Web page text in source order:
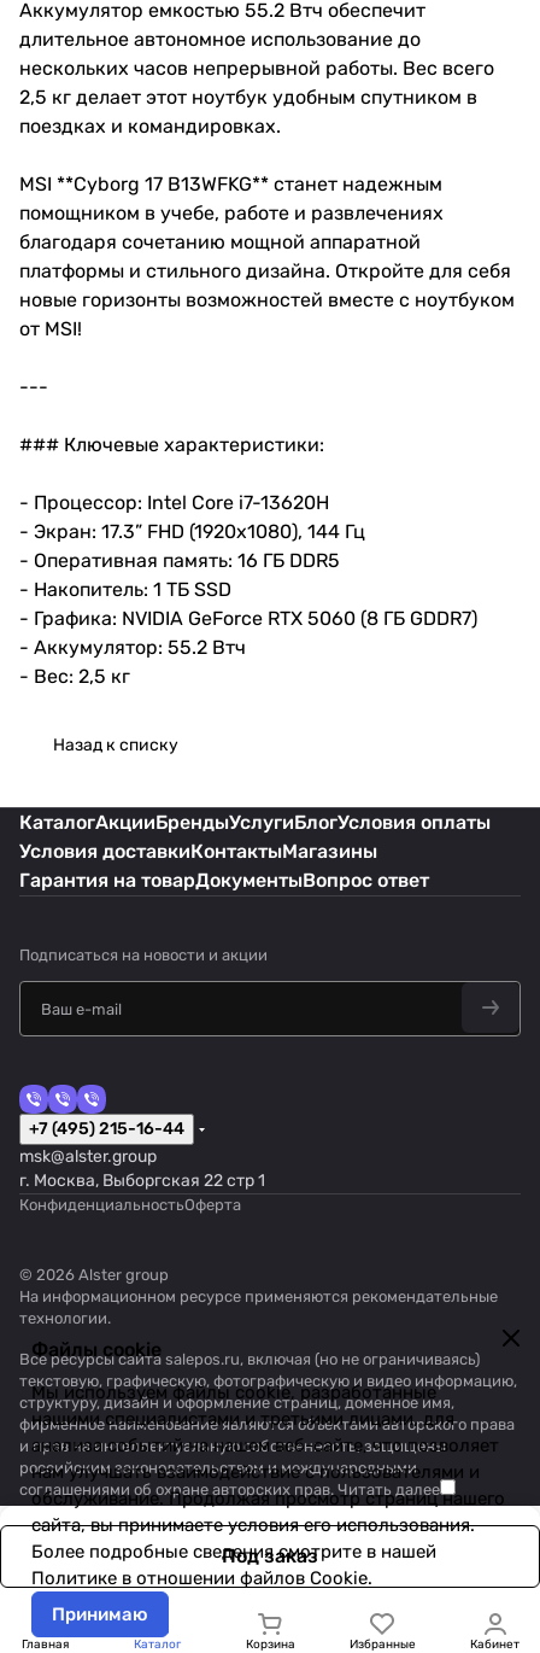
Аккумулятор емкостью 55.2 Втч обеспечит
длительное автономное использование до
нескольких часов непрерывной работы. Вес всего
2,5 кг делает этот ноутбук удобным спутником в
поездках и командировках.
MSI **Cyborg 17 B13WFKG** станет надежным
помощником в учебе, работе и развлечениях
благодаря сочетанию мощной аппаратной
платформы и стильного дизайна. Откройте для себя
новые горизонты возможностей вместе с ноутбуком
от MSI!
---
### Ключевые характеристики:
- Процессор: Intel Core i7-13620H
- Экран: 17.3” FHD (1920x1080), 144 Гц
- Оперативная память: 16 ГБ DDR5
- Накопитель: 1 ТБ SSD
- Графика: NVIDIA GeForce RTX 5060 (8 ГБ GDDR7)
- Аккумулятор: 55.2 Втч
- Вес: 2,5 кг
Назад к списку
Под заказ
Главная Каталог Корзина Избранные Кабинет
Файлы cookie
Мы используем файлы cookie, разработанные
нашими специалистами и третьими лицами, для
анализа событий на нашем веб-сайте, что позволяет
нам улучшать взаимодействие с пользователями и
обслуживание. Продолжая просмотр страниц нашего
сайта, вы принимаете условия его использования.
Более подробные сведения смотрите в нашей
Политике в отношении файлов Cookie.
Принимаю
КаталогАкцииБрендыУслугиБлогУсловия оплаты
Условия доставкиКонтактыМагазины
Гарантия на товарДокументыВопрос ответ
Подписаться на новости и акции
+7 (495) 215-16-44
msk@alster.group
г. Москва, Выборгская 22 стр 1
КонфиденциальностьОферта
© 2026 Alster group
На информационном ресурсе применяются рекомендательные
технологии.
Все ресурсы сайта salepos.ru, включая (но не ограничиваясь)
текстовую, графическую, фотографическую и видео информацию,
структуру, дизайн и оформление страниц, доменное имя,
фирменное наименование являются объектами авторского права
и прав на интеллектуальную собственность, защищены
российским законодательством и международными
соглашениями об охране авторских прав. Читать далее